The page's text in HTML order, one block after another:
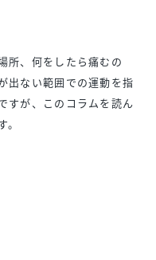
所、何をしたら痛むの
出ない範囲での運動を指
すが、このコラムを読ん